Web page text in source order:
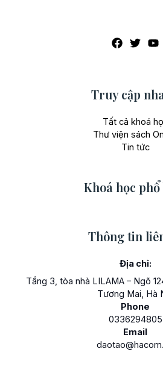
Truy cập
Tất cả khoá
Thư viện sách
Tin tức
Khoá học
Thông tin
Địa chỉ:
Tầng 3, tòa nhà LILAMA – Ngõ
Tương Mai, Hà
Phone
0336294805
Email